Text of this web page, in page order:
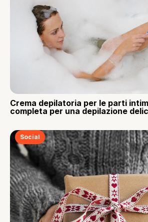
Crema depilatoria per le parti
completa per una depilazione
Social